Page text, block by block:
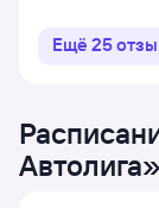
Автолига»
Ещё 25